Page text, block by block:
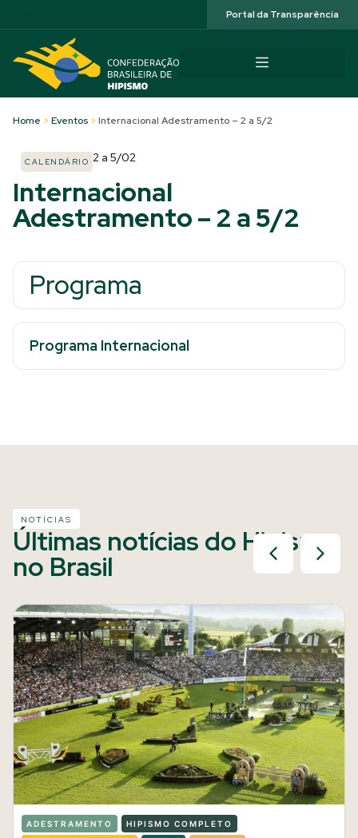
Portal da Transparência
Home > Eventos > Internacional Adestramento – 2 a 5/2
CALENDÁRIO 2 a 5/02
Internacional
Adestramento – 2 a 5/2
Programa
Programa Internacional
NOTÍCIAS
Últimas notícias do Hipismo
no Brasil
ADESTRAMENTO HIPISMO COMPLETO